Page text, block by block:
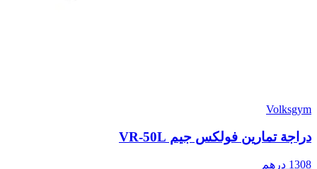
Volksgym
دراجة تمارين فولكس جيم VR-50L
1308 درهم